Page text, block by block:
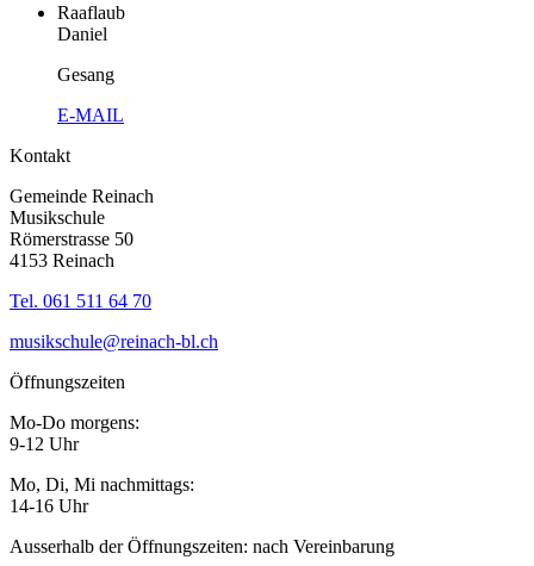
Raaflaub
Daniel
Gesang
E-MAIL
Kontakt
Gemeinde Reinach
Musikschule
Römerstrasse 50
4153 Reinach
Tel. 061 511 64 70
musikschule@reinach-bl.ch
Öffnungszeiten
Mo-Do morgens:
9-12 Uhr
Mo, Di, Mi nachmittags:
14-16 Uhr
Ausserhalb der Öffnungszeiten: nach Vereinbarung